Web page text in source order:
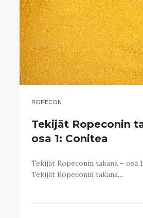
ROPECON
Tekijät Ropeconin
osa 1: Conitea
Tekijät Ropeconin takana – osa
Tekijät Ropeconin takana…